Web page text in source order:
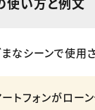
まなシーンで使用
トフォンがロー